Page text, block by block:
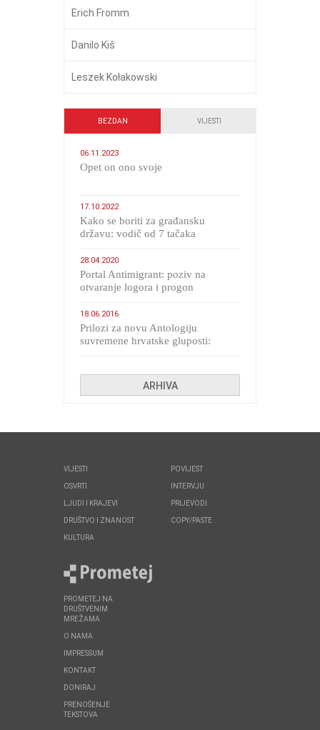
Erich Fromm
Danilo Kiš
Leszek Kołakowski
BEZDAN VIJESTI
06.11.2023
​Opet on ono svoje
17.10.2022
Kako se boriti za građansku
državu: vodič od 7 tačaka
28.04.2020
Portal Antimigrant: poziv na
otvaranje logora i progon
18.06.2016
Prilozi za novu Antologiju
suvremene hrvatske gluposti:
ARHIVA
VIJESTI
OSVRTI
LJUDI I KRAJEVI
DRUŠTVO I ZNANOST
KULTURA
POVIJEST
INTERVJU
PRIJEVODI
COPY/PASTE
PROMETEJ NA
DRUŠTVENIM
MREŽAMA
O NAMA
IMPRESSUM
KONTAKT
DONIRAJ
PRENOŠENJE
TEKSTOVA